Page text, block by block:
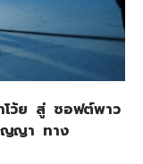
โว้ย สู่ ซอฟต์พาว
ญญา ทาง